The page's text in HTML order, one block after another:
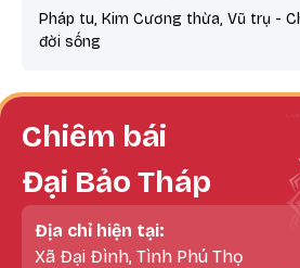
Pháp tu, Kim Cương thừa, Vũ trụ -
đời sống
Chiêm bái
Đại Bảo Tháp
Địa chỉ hiện tại:
Xã Đại Đình, Tình Phú Thọ